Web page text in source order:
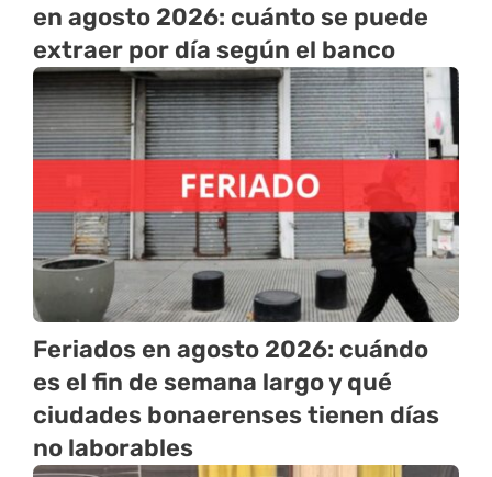
en agosto 2026: cuánto se puede
extraer por día según el banco
Feriados en agosto 2026: cuándo
es el fin de semana largo y qué
ciudades bonaerenses tienen días
no laborables